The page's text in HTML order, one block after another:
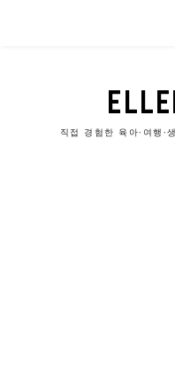
직접 경험한 육아·여행·